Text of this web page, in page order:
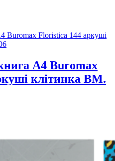
А4 Buromax
клітинка BM.